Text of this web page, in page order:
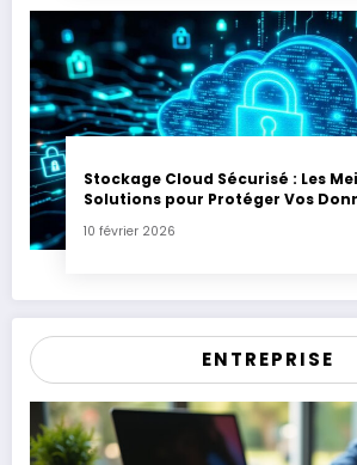
Stockage Cloud Sécurisé : Les
Solutions pour Protéger Vos
10 février 2026
ENTREPRISE